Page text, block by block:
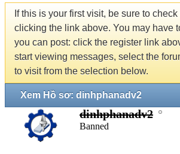
If this is your first visit, be sure to
clicking the link above. You may have
you can post: click the register link
start viewing messages, select the
to visit from the selection below.
Xem Hồ sơ: dinhphanadv2
dinhphanadv2
Banned